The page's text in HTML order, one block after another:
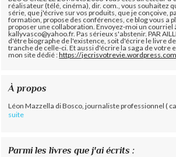
réalisateur (télé, cinéma), dir. com., vous souhaitez
série, que j'écrive sur vos produits, que je conçoive,
formation, propose des conférences, ce blog vous a
proposer une collaboration. Envoyez-moi un courriel
kallyvasco@yahoo.fr. Pas sérieux s'abstenir. PAR
d'être biographe de l'existence, soit d'écrire le livre
tranche de celle-ci. Et aussi d'écrire la saga de votre
mon site dédié :https://jecrisvotrevie.wordpress.com
À propos
Léon Mazzella di Bosco, journaliste professionnel (
suite
Parmi les livres que j'ai écrits :